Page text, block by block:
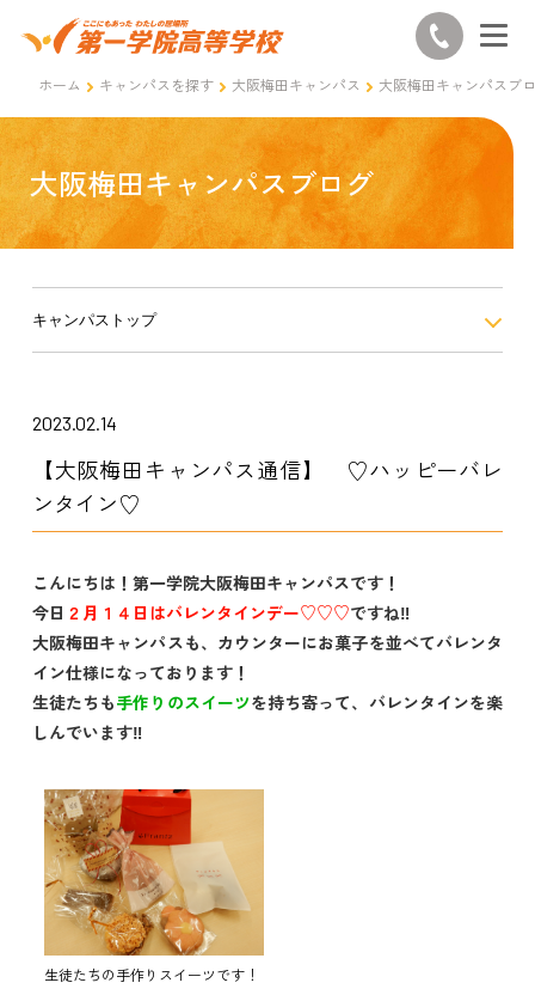
ホーム キャンパスを探す 大阪梅田キャンパス 大阪梅田キャンパスブ
大阪梅田キャンパスブログ
キャンパストップ
2023.02.14
【大阪梅田キャンパス通信】 ♡ハッピーバレ
ンタイン♡
こんにちは！第一学院大阪梅田キャンパスです！
今日 ２月１４日はバレンタインデー♡♡♡ですね‼
大阪梅田キャンパスも、カウンターにお菓子を並べてバレンタ
イン仕様になっております！
生徒たちも手作りのスイーツを持ち寄って、バレンタインを楽
しんでいます‼
生徒たちの手作りスイーツです！